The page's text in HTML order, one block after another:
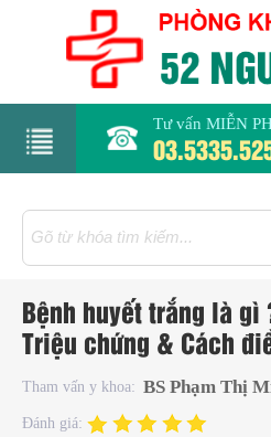
Tư vấn MIỄN
Bệnh huyết trắng là gì
Triệu chứng & Cách
Tham vấn y khoa: BS Phạm Thị
Đánh giá: